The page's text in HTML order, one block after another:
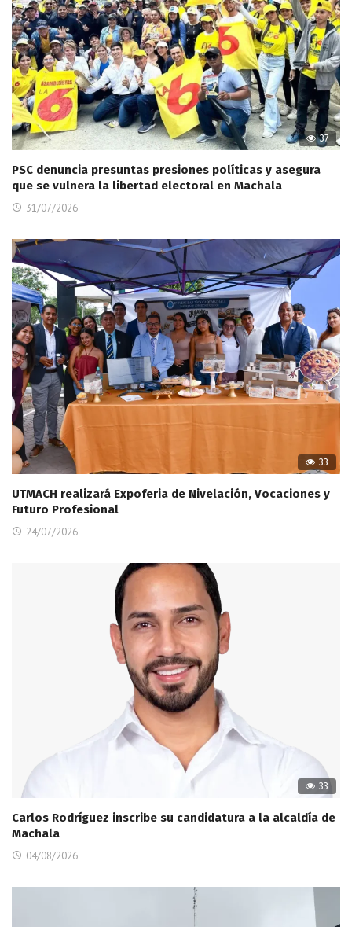
37
PSC denuncia presuntas presiones políticas y asegura
que se vulnera la libertad electoral en Machala
31/07/2026
33
UTMACH realizará Expoferia de Nivelación, Vocaciones y
Futuro Profesional
24/07/2026
33
Carlos Rodríguez inscribe su candidatura a la alcaldía de
Machala
04/08/2026